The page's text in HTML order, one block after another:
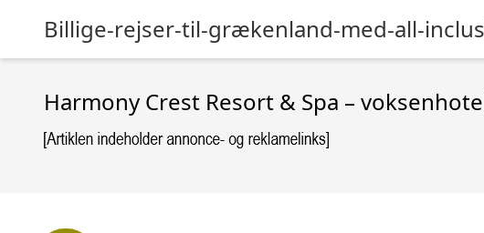
Billige-rejser-til-grækenland-med-all-
Harmony Crest Resort & Spa –